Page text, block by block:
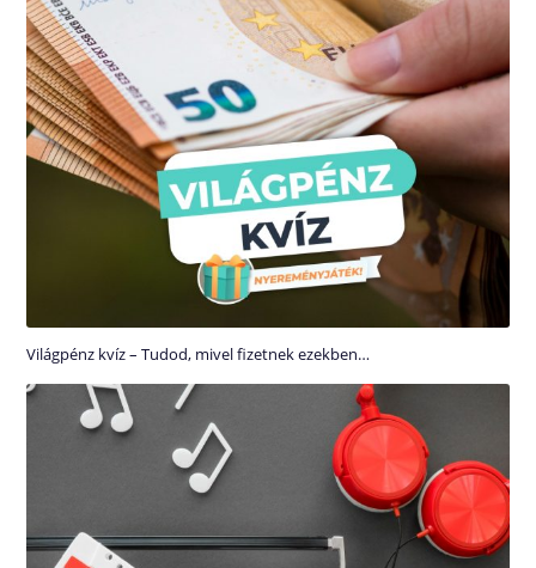
Világpénz kvíz – Tudod, mivel fizetnek ezekben…